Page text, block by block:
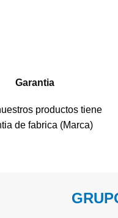
Garantia
productos tiene
de fabrica (Marca)